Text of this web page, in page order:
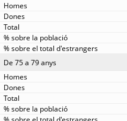
De 75 a 79 anys